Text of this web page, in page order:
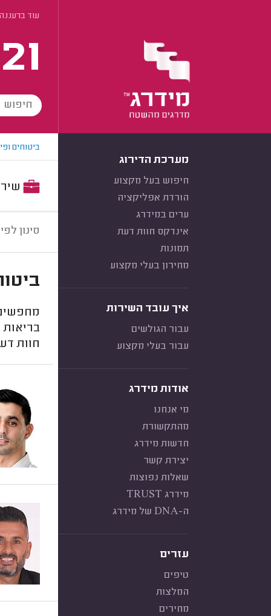
עוד
מערכת הדירוג
חיפוש בעל מקצוע
הורדת אפליקציה
ערים במידרג
אינדקס חוות דעת
תמונות
מחירון בעלי מקצוע
איך עובד השירות
עבור הגולשים
עבור בעלי מקצוע
אודות מידרג
מי אנחנו
מהתקשורת
חדשות מידרג
יצירת קשר
שאלות נפוצות
מידרג TRUST
ה-DNA של מידרג
עזרים
טיפים
המלצות
מחירים
ביטוחים
סינון
חוות